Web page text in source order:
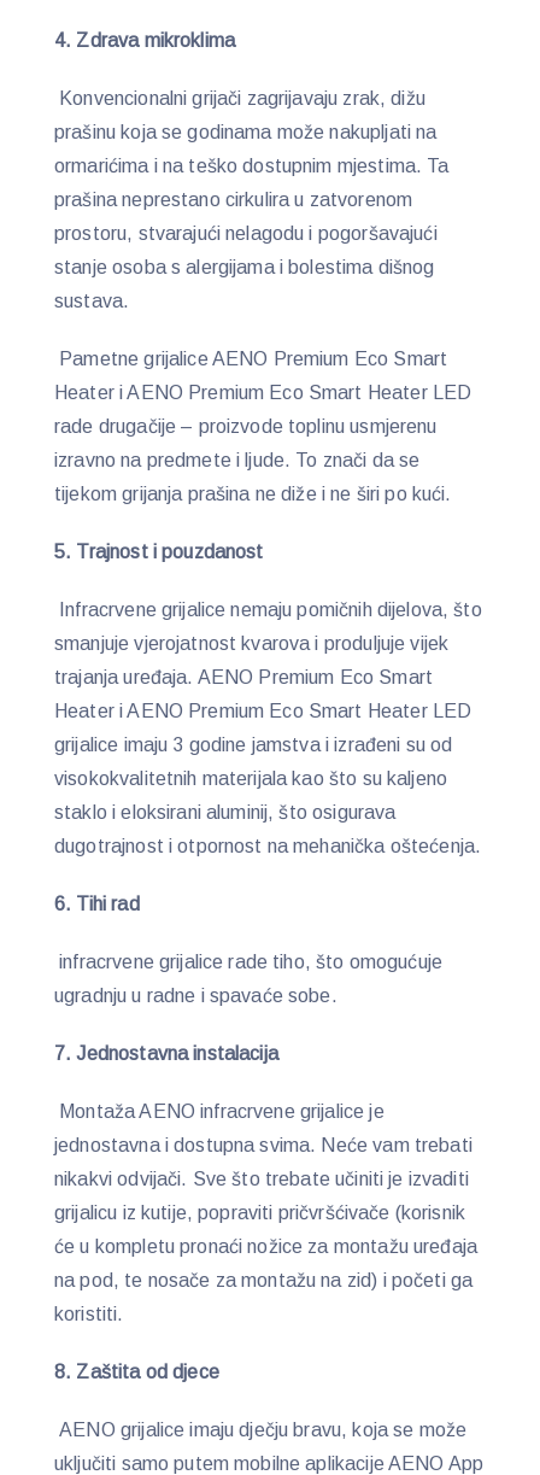
4. Zdrava mikroklima
Konvencionalni grijači zagrijavaju zrak, dižu
prašinu koja se godinama može nakupljati na
ormarićima i na teško dostupnim mjestima. Ta
prašina neprestano cirkulira u zatvorenom
prostoru, stvarajući nelagodu i pogoršavajući
stanje osoba s alergijama i bolestima dišnog
sustava.
Pametne grijalice AENO Premium Eco Smart
Heater i AENO Premium Eco Smart Heater LED
rade drugačije – proizvode toplinu usmjerenu
izravno na predmete i ljude. To znači da se
tijekom grijanja prašina ne diže i ne širi po kući.
5. Trajnost i pouzdanost
Infracrvene grijalice nemaju pomičnih dijelova, što
smanjuje vjerojatnost kvarova i produljuje vijek
trajanja uređaja. AENO Premium Eco Smart
Heater i AENO Premium Eco Smart Heater LED
grijalice imaju 3 godine jamstva i izrađeni su od
visokokvalitetnih materijala kao što su kaljeno
staklo i eloksirani aluminij, što osigurava
dugotrajnost i otpornost na mehanička oštećenja.
6. Tihi rad
infracrvene grijalice rade tiho, što omogućuje
ugradnju u radne i spavaće sobe.
7. Jednostavna instalacija
Montaža AENO infracrvene grijalice je
jednostavna i dostupna svima. Neće vam trebati
nikakvi odvijači. Sve što trebate učiniti je izvaditi
grijalicu iz kutije, popraviti pričvršćivače (korisnik
će u kompletu pronaći nožice za montažu uređaja
na pod, te nosače za montažu na zid) i početi ga
koristiti.
8. Zaštita od djece
AENO grijalice imaju dječju bravu, koja se može
uključiti samo putem mobilne aplikacije AENO App